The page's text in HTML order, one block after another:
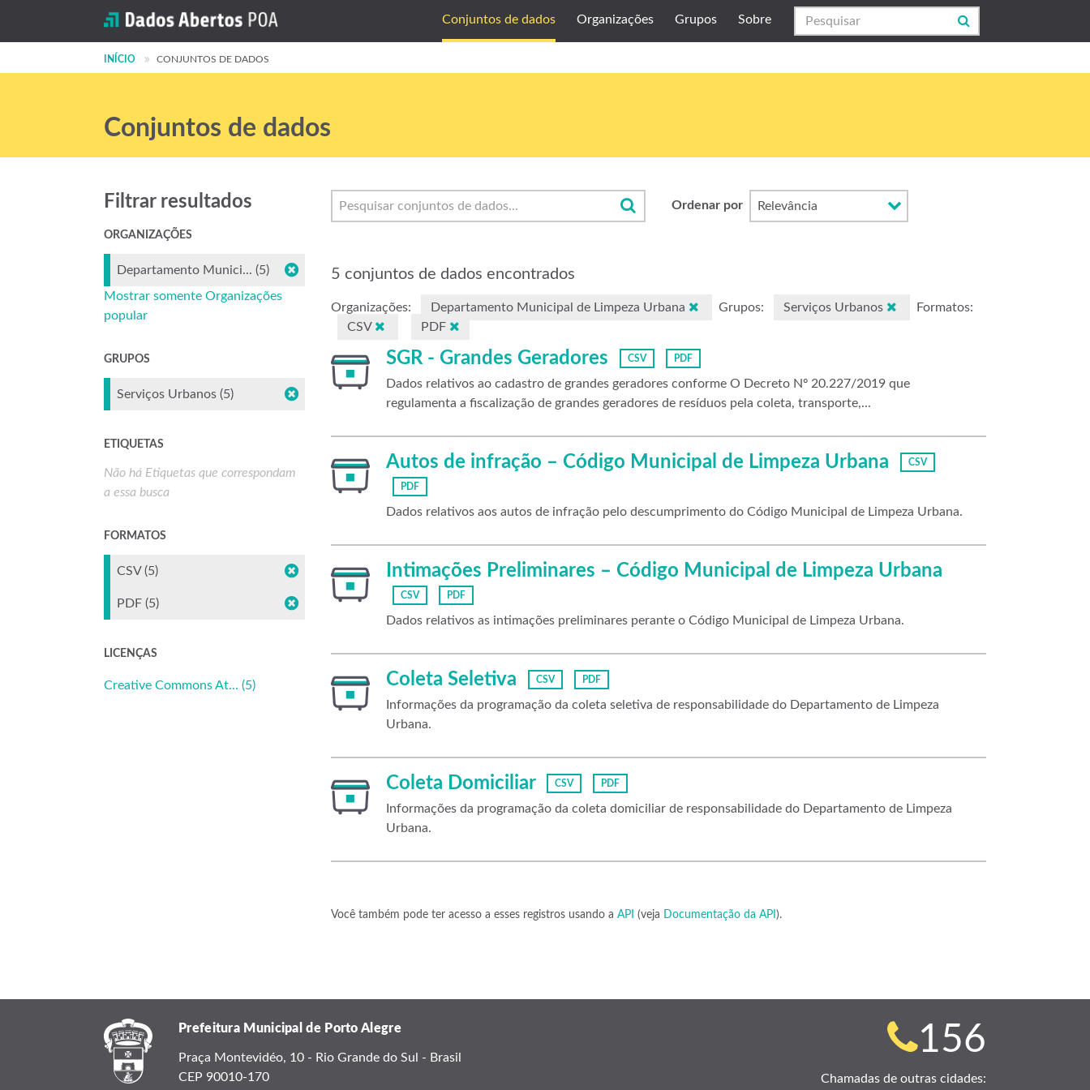
Conjuntos de dados Organizações Grupos Sobre
INÍCIO CONJUNTOS DE DADOS
Conjuntos de dados
Ordenar por
5 conjuntos de dados encontrados
Organizações: Departamento Municipal de Limpeza Urbana Grupos: Serviços Urbanos
Formatos:
CSV
PDF
SGR - Grandes Geradores CSV PDF
Dados relativos ao cadastro de grandes geradores conforme O Decreto Nº 20.227/2019 que
regulamenta a fiscalização de grandes geradores de resíduos pela coleta, transporte,...
Autos de infração – Código Municipal de Limpeza Urbana CSV
PDF
Dados relativos aos autos de infração pelo descumprimento do Código Municipal de Limpeza Urbana.
Intimações Preliminares – Código Municipal de Limpeza Urbana
CSV PDF
Dados relativos as intimações preliminares perante o Código Municipal de Limpeza Urbana.
Coleta Seletiva CSV PDF
Informações da programação da coleta seletiva de responsabilidade do Departamento de Limpeza
Urbana.
Coleta Domiciliar CSV PDF
Informações da programação da coleta domiciliar de responsabilidade do Departamento de Limpeza
Urbana.
Você também pode ter acesso a esses registros usando a API (veja Documentação da API ).
Filtrar resultados
ORGANIZAÇÕES
Departamento Munici... (5)
Mostrar somente Organizações
popular
GRUPOS
Serviços Urbanos (5)
ETIQUETAS
Não há Etiquetas que correspondam
a essa busca
FORMATOS
CSV (5)
PDF (5)
LICENÇAS
Creative Commons At... (5)
Prefeitura Municipal de Porto Alegre
Praça Montevidéo, 10 - Rio Grande do Sul - Brasil
CEP 90010-170
Telefone
para
156
Chamadas de outras cidades: